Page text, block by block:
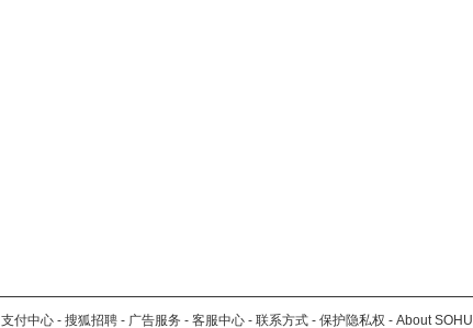
支付中心 - 搜狐招聘 - 广告服务 - 客服中心 - 联系方式 - 保护隐私权 - About SOHU